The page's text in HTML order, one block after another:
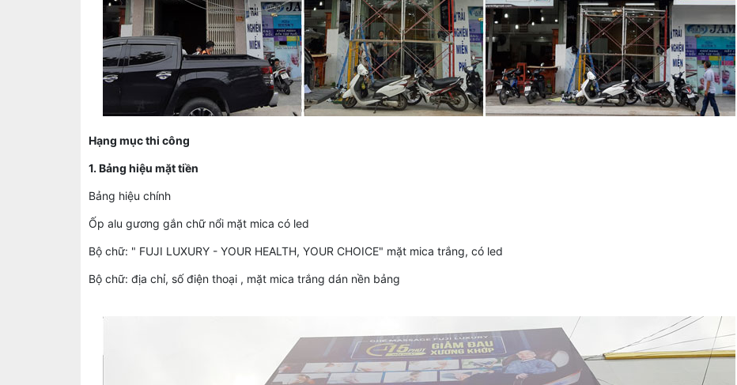
Hạng mục thi công
1. Bảng hiệu mặt tiền
Bảng hiệu chính
Ốp alu gương gắn chữ nổi mặt mica có led
Bộ chữ: " FUJI LUXURY - YOUR HEALTH, YOUR CHOICE" mặt mica trắng, có led
Bộ chữ: địa chỉ, số điện thoại , mặt mica trắng dán nền bảng